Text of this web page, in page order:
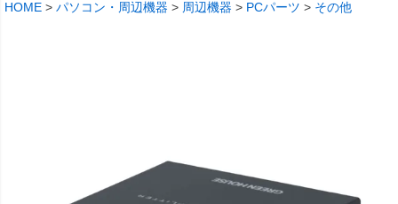
HOME パソコン・周辺機器 周辺機器 PCパーツ その他